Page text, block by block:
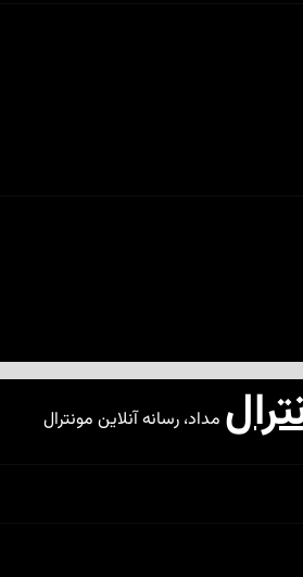
مداد، رسانه آنلاین مونترال